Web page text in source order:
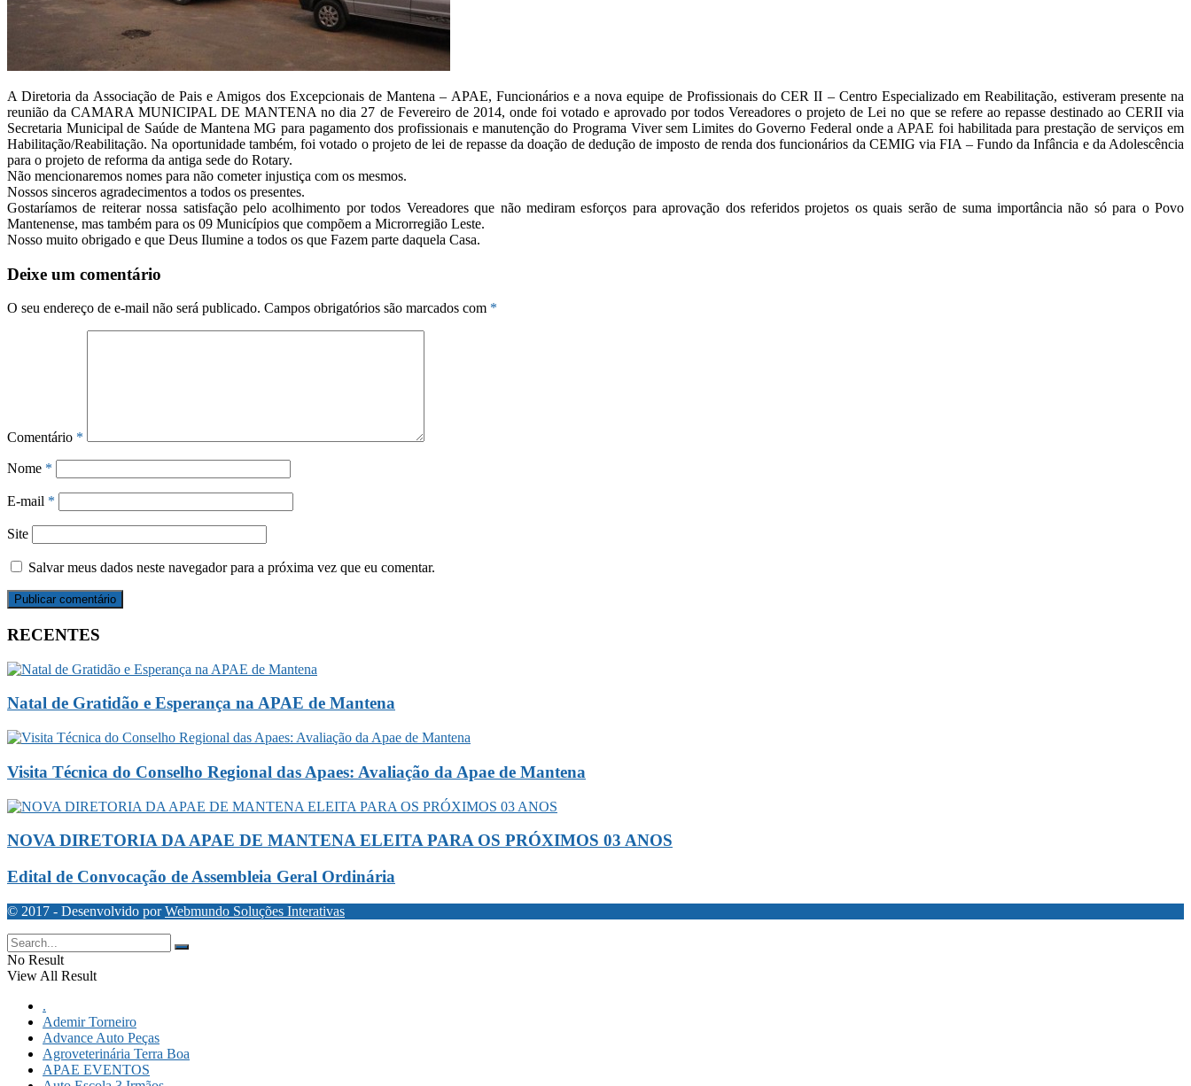
A Diretoria da Associação de Pais e Amigos dos Excepcionais de Mantena – APAE, Funcionários e a nova equipe de Profissionais do CER II – Centro Especializado em Reabilitação, estiveram presente na
reunião da CAMARA MUNICIPAL DE MANTENA no dia 27 de Fevereiro de 2014, onde foi votado e aprovado por todos Vereadores o projeto de Lei no que se refere ao repasse destinado ao CERII via
Secretaria Municipal de Saúde de Mantena MG para pagamento dos profissionais e manutenção do Programa Viver sem Limites do Governo Federal onde a APAE foi habilitada para prestação de serviços em
Habilitação/Reabilitação. Na oportunidade também, foi votado o projeto de lei de repasse da doação de dedução de imposto de renda dos funcionários da CEMIG via FIA – Fundo da Infância e da Adolescência
para o projeto de reforma da antiga sede do Rotary.
Não mencionaremos nomes para não cometer injustiça com os mesmos.
Nossos sinceros agradecimentos a todos os presentes.
Gostaríamos de reiterar nossa satisfação pelo acolhimento por todos Vereadores que não mediram esforços para aprovação dos referidos projetos os quais serão de suma importância não só para o Povo
Mantenense, mas também para os 09 Municípios que compõem a Microrregião Leste.
Nosso muito obrigado e que Deus Ilumine a todos os que Fazem parte daquela Casa.
Deixe um comentário
O seu endereço de e-mail não será publicado. Campos obrigatórios são marcados com *
Comentário *
Nome *
E-mail *
Site
Salvar meus dados neste navegador para a próxima vez que eu comentar.
RECENTES
Natal de Gratidão e Esperança na APAE de Mantena
Visita Técnica do Conselho Regional das Apaes: Avaliação da Apae de Mantena
NOVA DIRETORIA DA APAE DE MANTENA ELEITA PARA OS PRÓXIMOS 03 ANOS
Edital de Convocação de Assembleia Geral Ordinária
© 2017 - Desenvolvido porWebmundo Soluções Interativas
No Result
View All Result
.
Ademir Torneiro
Advance Auto Peças
Agroveterinária Terra Boa
APAE EVENTOS